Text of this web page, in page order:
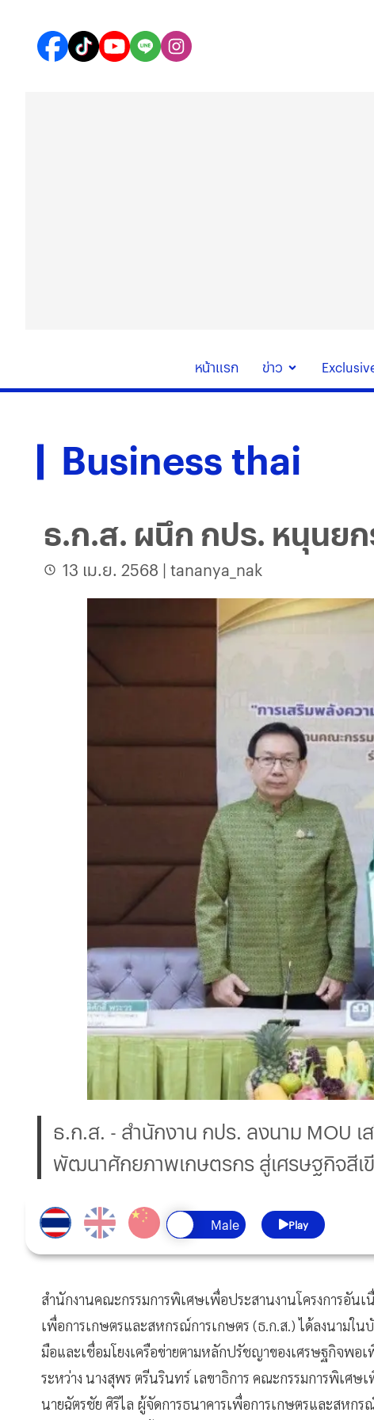
หน้าแรก ข่าว
Business thai
ธ.ก.ส. ผนึก กปร. หนุนย
13 เม.ย. 2568 | tananya_nak
ธ.ก.ส. - สำนักงาน กปร. ลงนาม MOU
พัฒนาศักยภาพเกษตรกร สู่เศรษฐกิจสีเ
Play
สำนักงานคณะกรรมการพิเศษเพื่อประสานงานโครงการอันเ
เพื่อการเกษตรและสหกรณ์การเกษตร (ธ.ก.ส.) ได้ลงนามใน
มือและเชื่อมโยงเครือข่ายตามหลักปรัชญาของเศรษฐกิจพ
ระหว่าง นางสุพร ตรีนรินทร์ เลขาธิการ คณะกรรมการพิเศษ
นายฉัตรชัย ศิริไล ผู้จัดการธนาคารเพื่อการเกษตรและสหก